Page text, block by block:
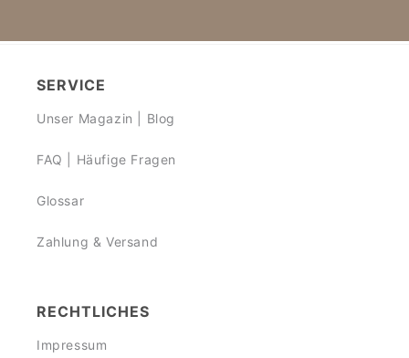
SERVICE
Unser Magazin | Blog
FAQ | Häufige Fragen
Glossar
Zahlung & Versand
RECHTLICHES
Impressum